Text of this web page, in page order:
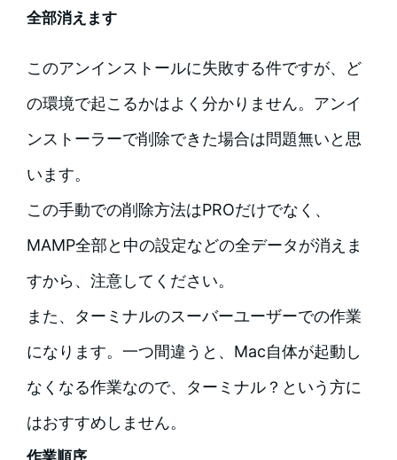
全部消えます
このアンインストールに失敗する件ですが、ど
の環境で起こるかはよく分かりません。アンイ
ンストーラーで削除できた場合は問題無いと思
います。
この手動での削除方法はPROだけでなく、
MAMP全部と中の設定などの全データが消えま
すから、注意してください。
また、ターミナルのスーバーユーザーでの作業
になります。一つ間違うと、Mac自体が起動し
なくなる作業なので、ターミナル？という方に
はおすすめしません。
作業順序